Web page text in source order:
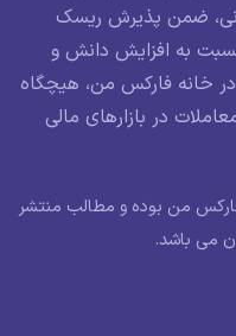
ضمن پذیرش ریسک
به افزایش دانش و
در خانه فارکس من، هیچگاه
در بازارهای مالی
من بوده و مطالب منتشر
می باشد.